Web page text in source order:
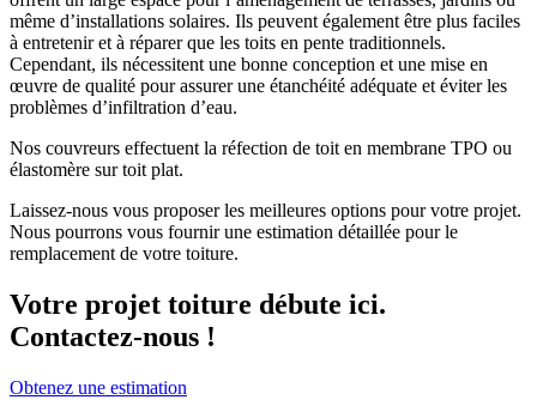
même d’installations solaires. Ils peuvent également être plus faciles
à entretenir et à réparer que les toits en pente traditionnels.
Cependant, ils nécessitent une bonne conception et une mise en
œuvre de qualité pour assurer une étanchéité adéquate et éviter les
problèmes d’infiltration d’eau.
Nos couvreurs effectuent la réfection de toit en membrane TPO ou
élastomère sur toit plat.
Laissez-nous vous proposer les meilleures options pour votre projet.
Nous pourrons vous fournir une estimation détaillée pour le
remplacement de votre toiture.
Votre projet toiture débute ici.
Contactez-nous !
Obtenez une estimation